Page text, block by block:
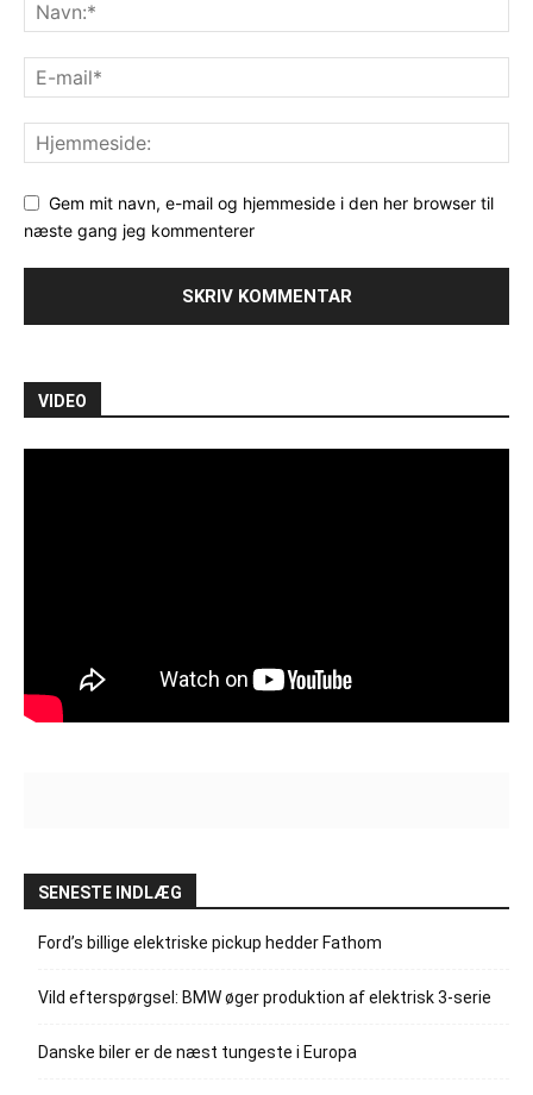
Gem mit navn, e-mail og hjemmeside i den her browser til
næste gang jeg kommenterer
VIDEO
SENESTE INDLÆG
Ford’s billige elektriske pickup hedder Fathom
Vild efterspørgsel: BMW øger produktion af elektrisk 3-serie
Danske biler er de næst tungeste i Europa